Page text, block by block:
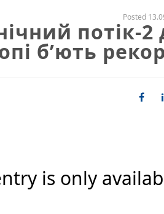
Posted
потік-
б’ють
is only